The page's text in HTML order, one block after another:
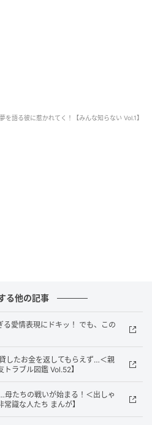
を語る彼に惹かれてく！【みんな知らない Vol.1】
る他の記事
愛情表現にドキッ！ でも、この
したお金を返してもらえず…＜親
ラブル図鑑 Vol.52】
たちの戦いが始まる！＜出しゃ
識な人たち まんが】